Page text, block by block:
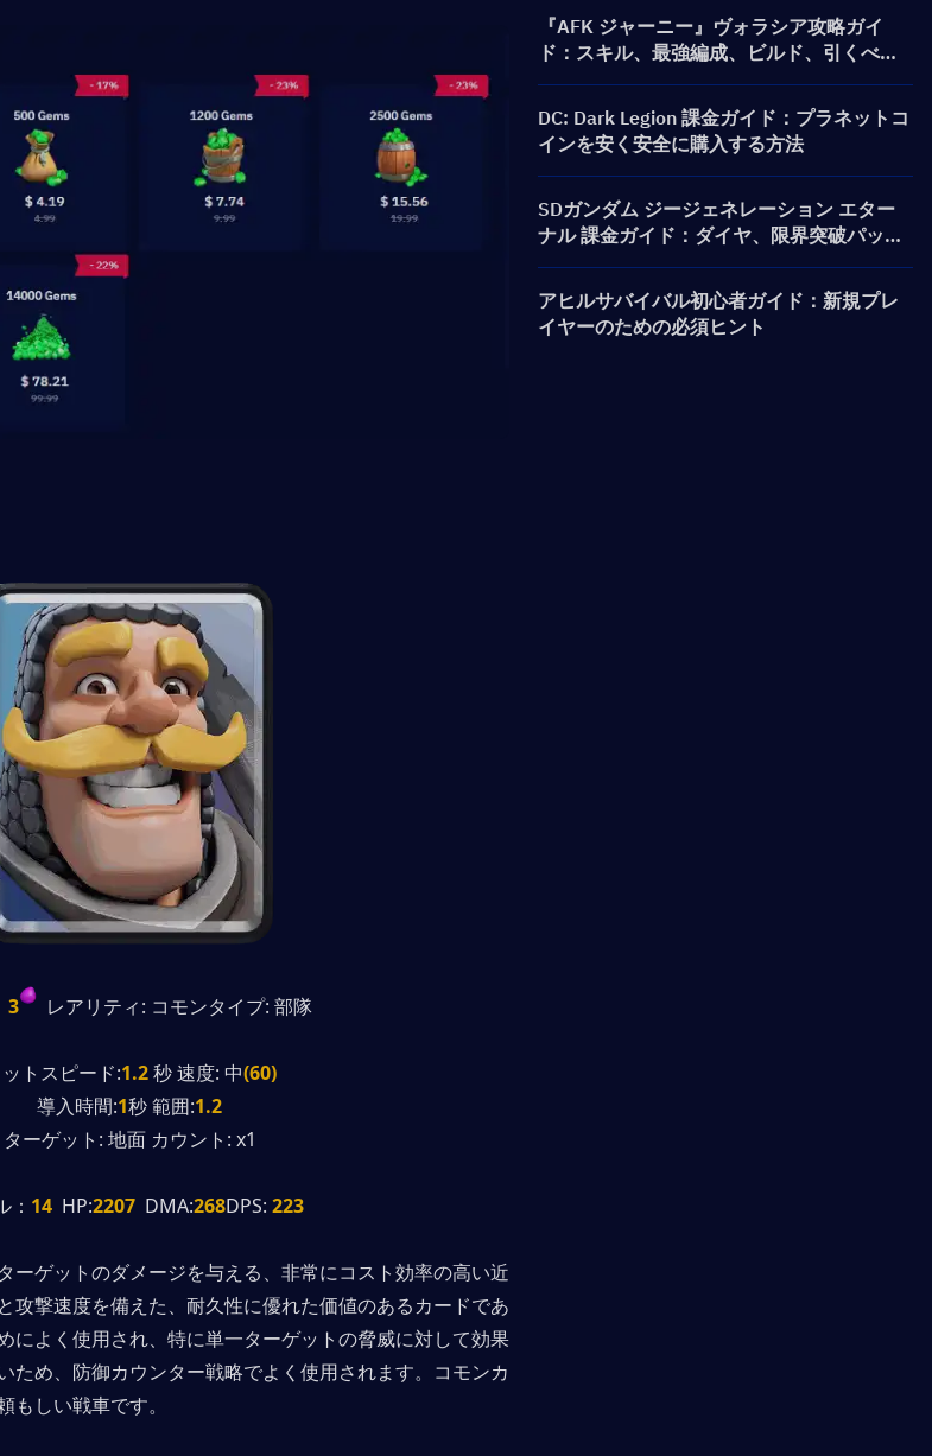
3 レアリティ: コモンタイプ: 部隊
ットスピード:1.2 秒 速度: 中(60)
導入時間:1秒 範囲:1.2
ターゲット: 地面 カウント: x1
： 14 HP:2207 DMA:268DPS: 223
ーゲットのダメージを与える、非常にコスト効率の高い近
攻撃速度を備えた、耐久性に優れた価値のあるカードであ
によく使用され、特に単一ターゲットの脅威に対して効果
ため、防御カウンター戦略でよく使用されます。コモンカ
しい戦車です。
『AFK ジャーニー』ヴォラシア攻略ガイ
ド：スキル、最強編成、ビルド、引くべき
かを解説
DC: Dark Legion 課金ガイド：プラネットコ
インを安く安全に購入する方法
SDガンダム ジージェネレーション エター
ナル 課金ガイド：ダイヤ、限界突破パッ
ク、価格、およびチャージ方法
アヒルサバイバル初心者ガイド：新規プレ
イヤーのための必須ヒント